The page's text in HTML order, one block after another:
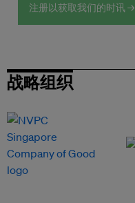
注册以获取我们的时讯 →
战略组织